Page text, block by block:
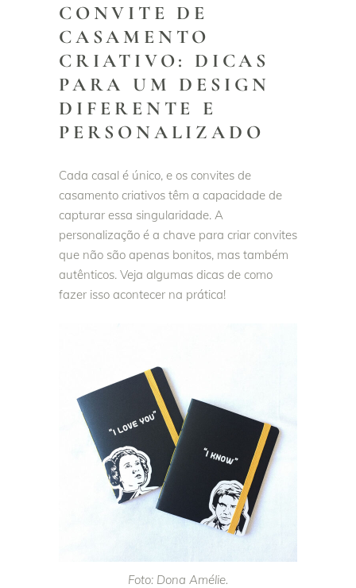
CONVITE DE
CASAMENTO
CRIATIVO: DICAS
PARA UM DESIGN
DIFERENTE E
PERSONALIZADO
Cada casal é único, e os convites de
casamento criativos têm a capacidade de
capturar essa singularidade. A
personalização é a chave para criar convites
que não são apenas bonitos, mas também
autênticos. Veja algumas dicas de como
fazer isso acontecer na prática!
Foto: Dona Amélie.